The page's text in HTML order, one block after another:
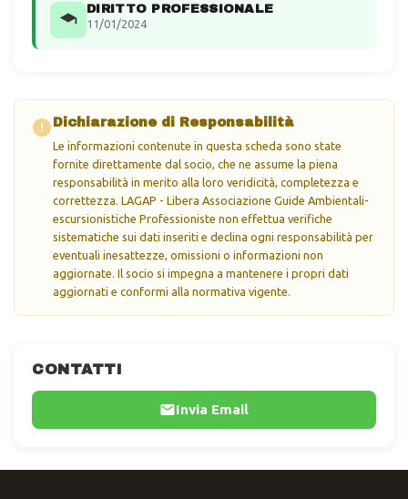
CONTATTI
Invia Email
DIRITTO PROFESSIONALE
11/01/2024
Dichiarazione di Responsabilità
Le informazioni contenute in questa scheda sono state
fornite direttamente dal socio, che ne assume la piena
responsabilità in merito alla loro veridicità, completezza e
correttezza. LAGAP - Libera Associazione Guide Ambientali-
escursionistiche Professioniste non effettua verifiche
sistematiche sui dati inseriti e declina ogni responsabilità per
eventuali inesattezze, omissioni o informazioni non
aggiornate. Il socio si impegna a mantenere i propri dati
aggiornati e conformi alla normativa vigente.